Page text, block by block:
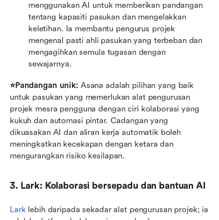
menggunakan AI untuk memberikan pandangan
tentang kapasiti pasukan dan mengelakkan
keletihan. Ia membantu pengurus projek
mengenal pasti ahli pasukan yang terbeban dan
mengagihkan semula tugasan dengan
sewajarnya.
⭐Pandangan unik: Asana adalah pilihan yang baik
untuk pasukan yang memerlukan alat pengurusan
projek mesra pengguna dengan ciri kolaborasi yang
kukuh dan automasi pintar. Cadangan yang
dikuasakan AI dan aliran kerja automatik boleh
meningkatkan kecekapan dengan ketara dan
mengurangkan risiko kesilapan.
3. Lark: Kolaborasi bersepadu dan bantuan AI
Lark lebih daripada sekadar alat pengurusan projek; ia